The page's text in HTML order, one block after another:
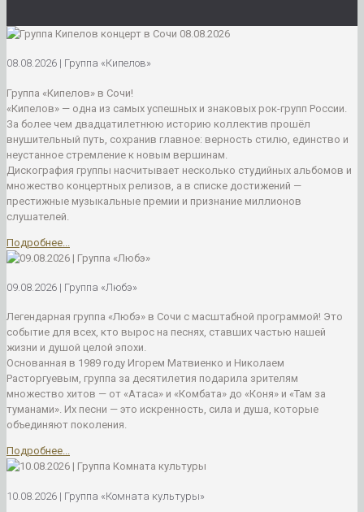
08.08.2026 | Группа «Кипелов»
Группа «Кипелов» в Сочи!
«Кипелов» — одна из самых успешных и знаковых рок-групп России.
За более чем двадцатилетнюю историю коллектив прошёл
внушительный путь, сохранив главное: верность стилю, единство и
неустанное стремление к новым вершинам.
Дискография группы насчитывает несколько студийных альбомов и
множество концертных релизов, а в списке достижений —
престижные музыкальные премии и признание миллионов
слушателей.
Подробнее...
09.08.2026 | Группа «Любэ»
Легендарная группа «Любэ» в Сочи с масштабной программой! Это
событие для всех, кто вырос на песнях, ставших частью нашей
жизни и душой целой эпохи.
Основанная в 1989 году Игорем Матвиенко и Николаем
Расторгуевым, группа за десятилетия подарила зрителям
множество хитов — от «Атаса» и «Комбата» до «Коня» и «Там за
туманами». Их песни — это искренность, сила и душа, которые
объединяют поколения.
Подробнее...
10.08.2026 | Группа «Комната культуры»